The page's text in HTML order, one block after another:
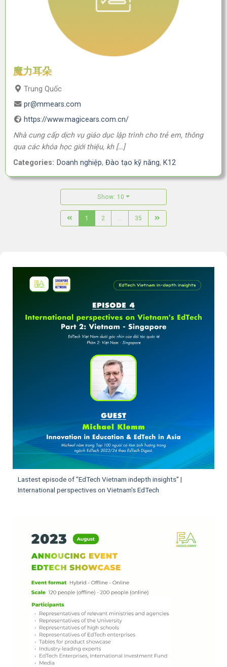
魔力耳朵
Trung Quốc
pr@mmears.com
https://www.magicears.com.cn/
Nhà cung cấp dịch vụ giáo dục lập trình cho trẻ em, thông
qua các khóa học giới thiệu, kh […]
Categories: Doanh nghiệp, Đào tạo kỹ năng, K12
Show: 10
1 2 35
Lastest episode of "EdTech Vietnam indepth insights" |
International perspectives on Vietnam's EdTech